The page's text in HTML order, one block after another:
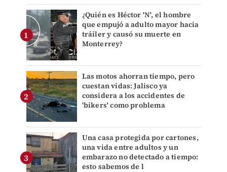
¿Quién es Héctor 'N', el hombre
que empujó a adulto mayor hacia
tráiler y causó su muerte en
Monterrey?
Las motos ahorran tiempo, pero
cuestan vidas: Jalisco ya
considera a los accidentes de
'bikers' como problema
Una casa protegida por cartones,
una vida entre adultos y un
embarazo no detectado a tiempo:
esto sabemos de l